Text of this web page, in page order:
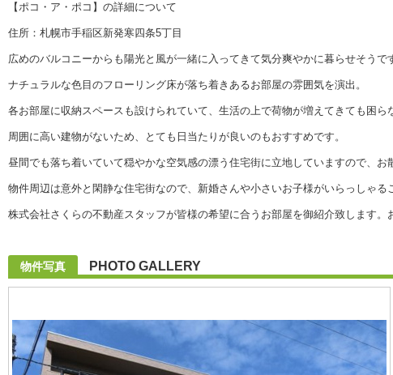
【ポコ・ア・ポコ】の詳細について
住所：札幌市手稲区新発寒四条5丁目
広めのバルコニーからも陽光と風が一緒に入ってきて気分爽やかに暮らせそうで
ナチュラルな色目のフローリング床が落ち着きあるお部屋の雰囲気を演出。
各お部屋に収納スペースも設けられていて、生活の上で荷物が増えてきても困ら
周囲に高い建物がないため、とても日当たりが良いのもおすすめです。
昼間でも落ち着いていて穏やかな空気感の漂う住宅街に立地していますので、お
物件周辺は意外と閑静な住宅街なので、新婚さんや小さいお子様がいらっしゃる
株式会社さくらの不動産スタッフが皆様の希望に合うお部屋を御紹介致します。
物件写真 PHOTO GALLERY